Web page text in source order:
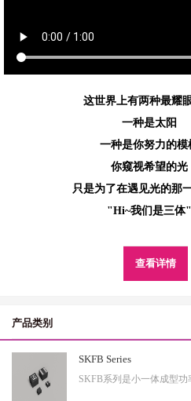
这世界上有两种最耀
一种是太阳
一种是你努力的模
你窥视希望的光
只是为了在遇见光的那
"Hi~我们是三体"
查看详情
产品类别
SKFB Series